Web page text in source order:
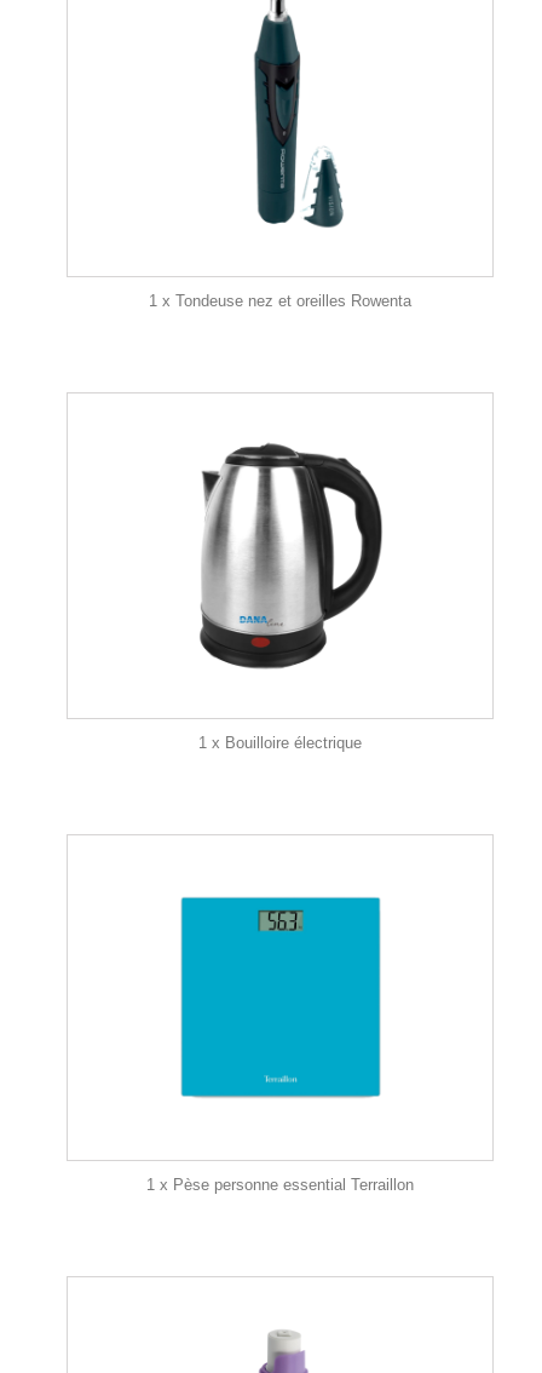
1 x Tondeuse nez et oreilles Rowenta
1 x Bouilloire électrique
1 x Pèse personne essential Terraillon